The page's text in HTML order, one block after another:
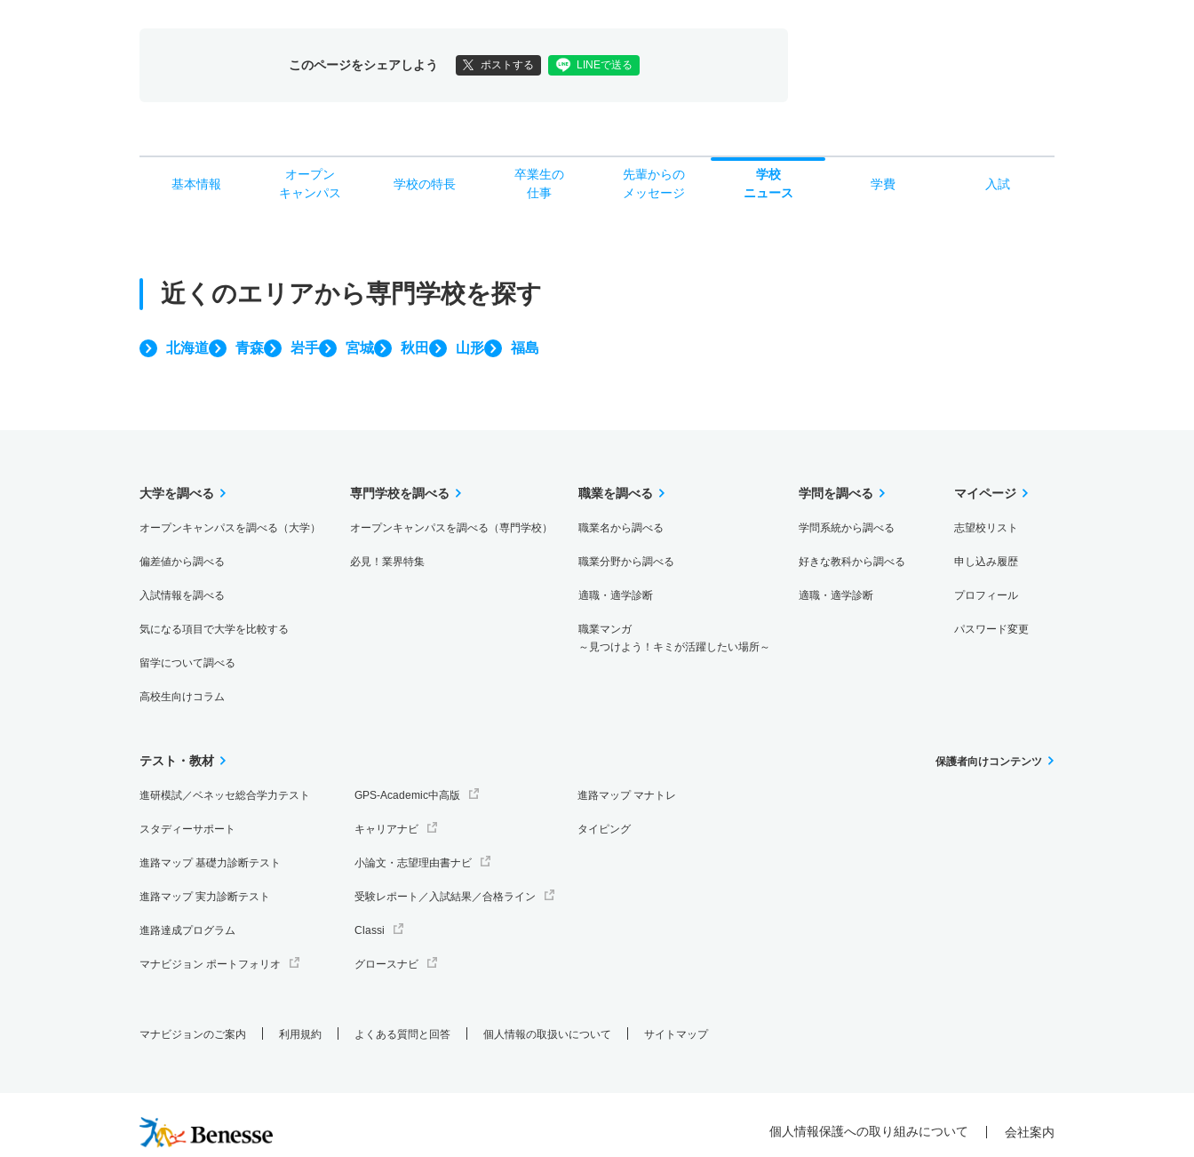
このページをシェアしよう ポストする LINEで送る
基本情報
オープン
キャンパス
学校の特長
卒業生の
仕事
先輩からの
メッセージ
学校
ニュース
学費 入試
近くのエリアから専門学校を探す
北海道 青森 岩手 宮城 秋田 山形 福島
大学を調べる
オープンキャンパスを調べる（大学）
偏差値から調べる
入試情報を調べる
気になる項目で大学を比較する
留学について調べる
高校生向けコラム
専門学校を調べる
オープンキャンパスを調べる（専門学校）
必見！業界特集
職業を調べる
職業名から調べる
職業分野から調べる
適職・適学診断
職業マンガ
～見つけよう！キミが活躍したい場所～
学問を調べる
学問系統から調べる
好きな教科から調べる
適職・適学診断
マイページ
志望校リスト
申し込み履歴
プロフィール
パスワード変更
テスト・教材
進研模試／ベネッセ総合学力テスト
スタディーサポート
進路マップ 基礎力診断テスト
進路マップ 実力診断テスト
進路達成プログラム
マナビジョン ポートフォリオ
GPS-Academic中高版
キャリアナビ
小論文・志望理由書ナビ
受験レポート／入試結果／合格ライン
Classi
グロースナビ
進路マップ マナトレ
タイピング
保護者向けコンテンツ
マナビジョンのご案内 利用規約 よくある質問と回答 個人情報の取扱いについて サイトマップ
個人情報保護への取り組みについて 会社案内